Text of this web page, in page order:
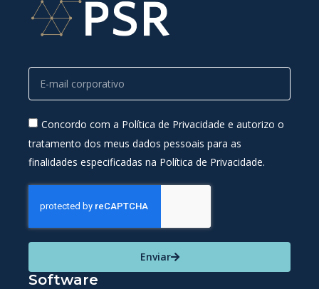
Concordo com a Política de Privacidade e autorizo o
tratamento dos meus dados pessoais para as
finalidades especificadas na Política de Privacidade.
Enviar
Software